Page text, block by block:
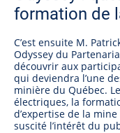
formation de
C’est ensuite M.
Odyssey du
découvrir aux
qui deviendra l’une
minière du Québec.
électriques, la
d’expertise de la
suscité l’intérêt du